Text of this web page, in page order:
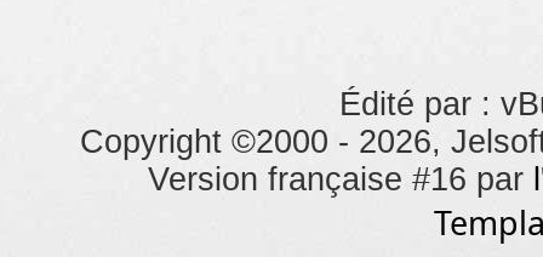
Édité par :
Copyright ©2000 - 2026,
Version française #16 par